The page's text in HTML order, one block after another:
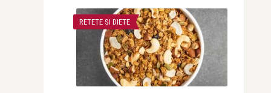
RETETE SI DIETE